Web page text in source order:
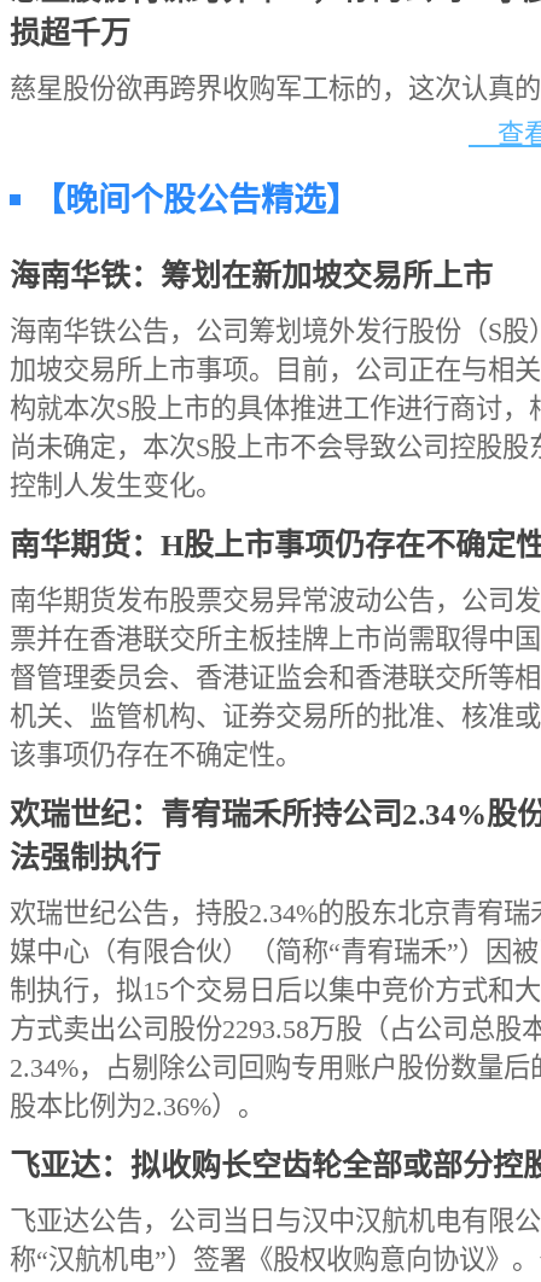
损超千万
慈星股份欲再跨界收购军工标的，这次认真
查
【晚间个股公告精选】
海南华铁：筹划在新加坡交易所上市
海南华铁公告，公司筹划境外发行股份（S股
加坡交易所上市事项。目前，公司正在与相
构就本次S股上市的具体推进工作进行商讨，
尚未确定，本次S股上市不会导致公司控股股
控制人发生变化。
南华期货：H股上市事项仍存在不确定
南华期货发布股票交易异常波动公告，公司
票并在香港联交所主板挂牌上市尚需取得中
督管理委员会、香港证监会和香港联交所等
机关、监管机构、证券交易所的批准、核准
该事项仍存在不确定性。
欢瑞世纪：青宥瑞禾所持公司2.34%股
法强制执行
欢瑞世纪公告，持股2.34%的股东北京青宥瑞
媒中心（有限合伙）（简称“青宥瑞禾”）因
制执行，拟15个交易日后以集中竞价方式和
方式卖出公司股份2293.58万股（占公司总股
2.34%，占剔除公司回购专用账户股份数量后
股本比例为2.36%）。
飞亚达：拟收购长空齿轮全部或部分控
飞亚达公告，公司当日与汉中汉航机电有限
称“汉航机电”）签署《股权收购意向协议》